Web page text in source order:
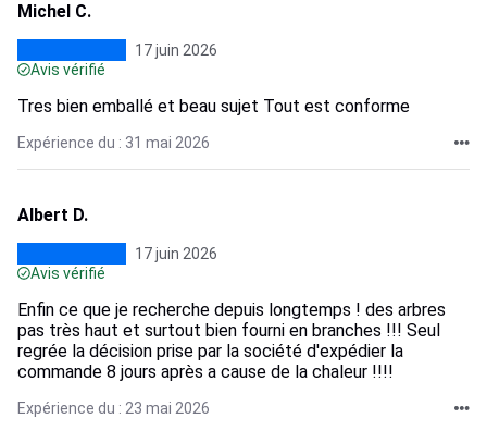
Michel C.
17 juin 2026
Avis vérifié
Tres bien emballé et beau sujet Tout est conforme
Expérience du : 31 mai 2026
Albert D.
17 juin 2026
Avis vérifié
Enfin ce que je recherche depuis longtemps ! des arbres
pas très haut et surtout bien fourni en branches !!! Seul
regrée la décision prise par la société d'expédier la
commande 8 jours après a cause de la chaleur !!!!
Expérience du : 23 mai 2026